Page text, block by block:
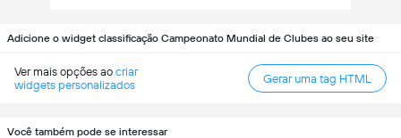
Adicione o widget classificação Campeonato Mundial de Clubes ao seu site
Ver mais opções ao criar
widgets personalizados
Gerar uma tag HTML
Você também pode se interessar